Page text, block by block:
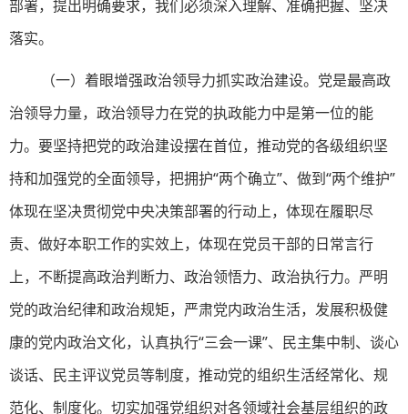
部署，提出明确要求，我们必须深入理解、准确把握、坚决
落实。
（一）着眼增强政治领导力抓实政治建设。党是最高政
治领导力量，政治领导力在党的执政能力中是第一位的能
力。要坚持把党的政治建设摆在首位，推动党的各级组织坚
持和加强党的全面领导，把拥护“两个确立”、做到“两个维护”
体现在坚决贯彻党中央决策部署的行动上，体现在履职尽
责、做好本职工作的实效上，体现在党员干部的日常言行
上，不断提高政治判断力、政治领悟力、政治执行力。严明
党的政治纪律和政治规矩，严肃党内政治生活，发展积极健
康的党内政治文化，认真执行“三会一课”、民主集中制、谈心
谈话、民主评议党员等制度，推动党的组织生活经常化、规
范化、制度化。切实加强党组织对各领域社会基层组织的政